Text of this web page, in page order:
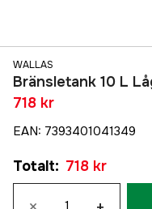
WALLAS
Bränsletank 10 L
718 kr
EAN: 7393401041349
Totalt: 718 kr